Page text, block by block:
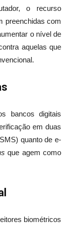
o recurso
preenchidas com
o nível de
aquelas que
bancos digitais
em duas
quanto de e-
que agem como
biométricos